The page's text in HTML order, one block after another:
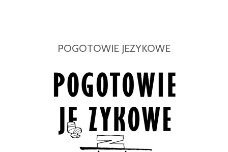
POGOTOWIE JEZYKOWE